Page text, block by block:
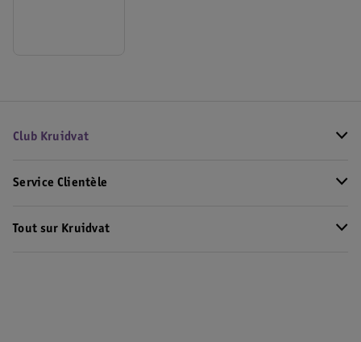
Club Kruidvat
Service Clientèle
Tout sur Kruidvat